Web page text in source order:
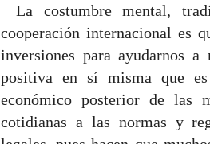
La costumbre mental,
cooperación internacional es
inversiones para ayudarnos
positiva en sí misma que
económico posterior de las
cotidianas a las normas y